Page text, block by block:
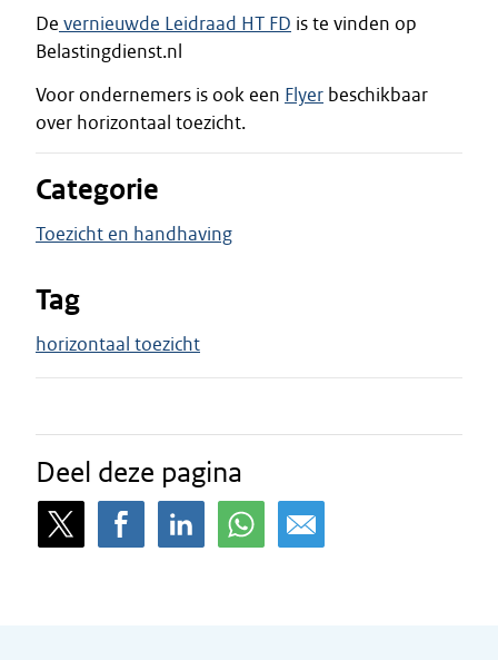
De vernieuwde Leidraad HT FD is te vinden op
Belastingdienst.nl
Voor ondernemers is ook een Flyer beschikbaar
over horizontaal toezicht.
Categorie
Toezicht en handhaving
Tag
horizontaal toezicht
Deel deze pagina